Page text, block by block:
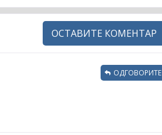
ОСТАВИТЕ КОМЕНТАР
ОДГОВОРИТЕ